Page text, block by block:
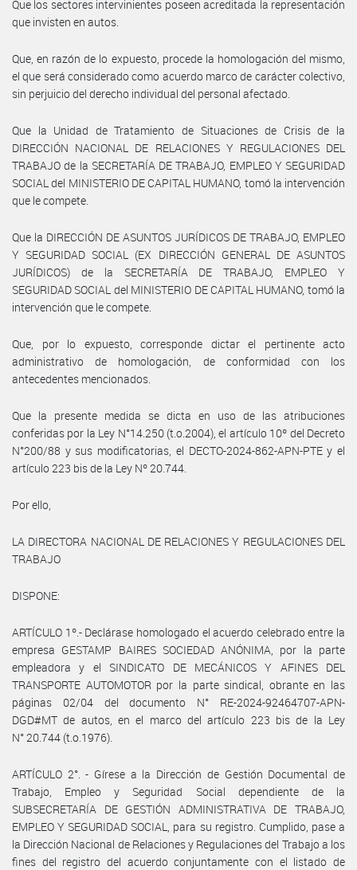
Que los sectores intervinientes poseen acreditada la representación
que invisten en autos.
Que, en razón de lo expuesto, procede la homologación del mismo,
el que será considerado como acuerdo marco de carácter colectivo,
sin perjuicio del derecho individual del personal afectado.
Que la Unidad de Tratamiento de Situaciones de Crisis de la
DIRECCIÓN NACIONAL DE RELACIONES Y REGULACIONES DEL
TRABAJO de la SECRETARÍA DE TRABAJO, EMPLEO Y SEGURIDAD
SOCIAL del MINISTERIO DE CAPITAL HUMANO, tomó la intervención
que le compete.
Que la DIRECCIÓN DE ASUNTOS JURÍDICOS DE TRABAJO, EMPLEO
Y SEGURIDAD SOCIAL (EX DIRECCIÓN GENERAL DE ASUNTOS
JURÍDICOS) de la SECRETARÍA DE TRABAJO, EMPLEO Y
SEGURIDAD SOCIAL del MINISTERIO DE CAPITAL HUMANO, tomó la
intervención que le compete.
Que, por lo expuesto, corresponde dictar el pertinente acto
administrativo de homologación, de conformidad con los
antecedentes mencionados.
Que la presente medida se dicta en uso de las atribuciones
conferidas por la Ley N°14.250 (t.o.2004), el artículo 10º del Decreto
N°200/88 y sus modificatorias, el DECTO-2024-862-APN-PTE y el
artículo 223 bis de la Ley Nº 20.744.
Por ello,
LA DIRECTORA NACIONAL DE RELACIONES Y REGULACIONES DEL
TRABAJO
DISPONE:
ARTÍCULO 1º.- Declárase homologado el acuerdo celebrado entre la
empresa GESTAMP BAIRES SOCIEDAD ANÓNIMA, por la parte
empleadora y el SINDICATO DE MECÁNICOS Y AFINES DEL
TRANSPORTE AUTOMOTOR por la parte sindical, obrante en las
páginas 02/04 del documento N° RE-2024-92464707-APN-
DGD#MT de autos, en el marco del artículo 223 bis de la Ley
N° 20.744 (t.o.1976).
ARTÍCULO 2°. - Gírese a la Dirección de Gestión Documental de
Trabajo, Empleo y Seguridad Social dependiente de la
SUBSECRETARÍA DE GESTIÓN ADMINISTRATIVA DE TRABAJO,
EMPLEO Y SEGURIDAD SOCIAL, para su registro. Cumplido, pase a
la Dirección Nacional de Relaciones y Regulaciones del Trabajo a los
fines del registro del acuerdo conjuntamente con el listado de